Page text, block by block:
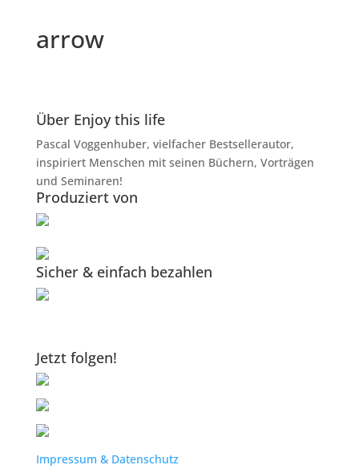
arrow
Über Enjoy this life
Pascal Voggenhuber, vielfacher Bestsellerautor,
inspiriert Menschen mit seinen Büchern, Vorträgen
und Seminaren!
Produziert von
Sicher & einfach bezahlen
Jetzt folgen!
Impressum & Datenschutz